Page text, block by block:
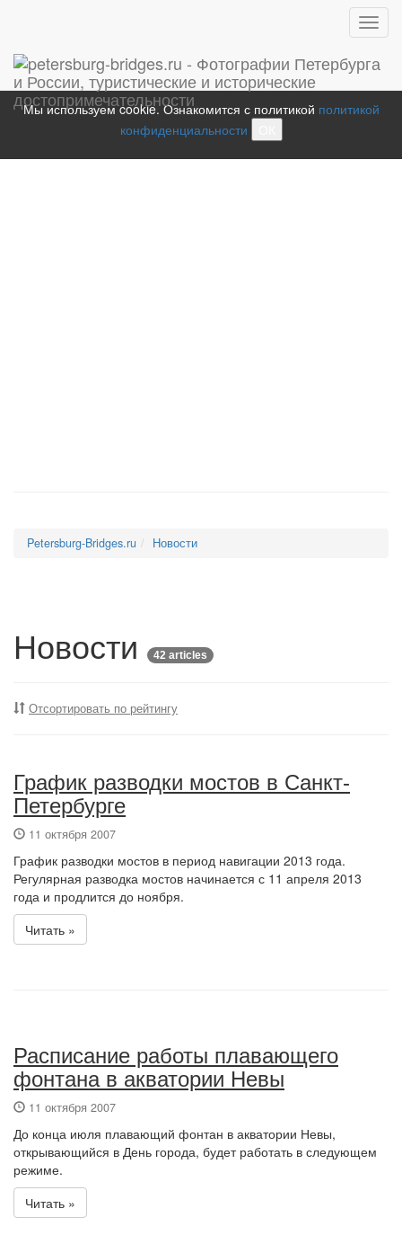
Мы используем cookie. Ознакомится с политикой политикой
конфиденциальности
Petersburg-Bridges.ru Новости
Новости 42 articles
Отсортировать по рейтингу
График разводки мостов в Санкт-
Петербурге
11 октября 2007
График разводки мостов в период навигации 2013 года.
Регулярная разводка мостов начинается с 11 апреля 2013
года и продлится до ноября.
Читать »
Расписание работы плавающего
фонтана в акватории Невы
11 октября 2007
До конца июля плавающий фонтан в акватории Невы,
открывающийся в День города, будет работать в следующем
режиме.
Читать »